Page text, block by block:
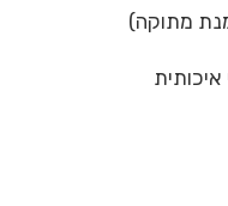
מתוקה)